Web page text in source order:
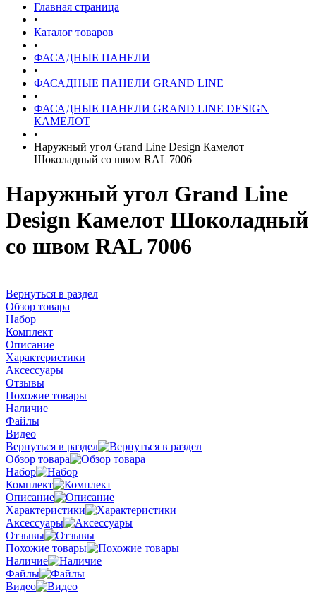
Главная страница
•
Каталог товаров
•
ФАСАДНЫЕ ПАНЕЛИ
•
ФАСАДНЫЕ ПАНЕЛИ GRAND LINE
•
ФАСАДНЫЕ ПАНЕЛИ GRAND LINE DESIGN
КАМЕЛОТ
•
Наружный угол Grand Line Design Камелот
Шоколадный со швом RAL 7006
Наружный угол Grand Line
Design Камелот Шоколадный
со швом RAL 7006
Вернуться в раздел
Обзор товара
Набор
Комплект
Описание
Характеристики
Аксессуары
Отзывы
Похожие товары
Наличие
Файлы
Видео
Вернуться в раздел
Обзор товара
Набор
Комплект
Описание
Характеристики
Аксессуары
Отзывы
Похожие товары
Наличие
Файлы
Видео